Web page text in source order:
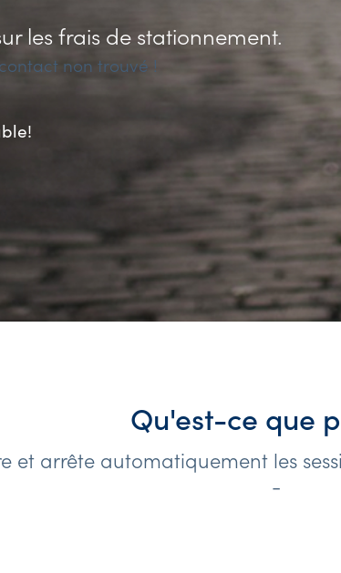
les frais de stationnement.
non trouvé !
Qu'est-ce que
et arrête automatiquement les
-